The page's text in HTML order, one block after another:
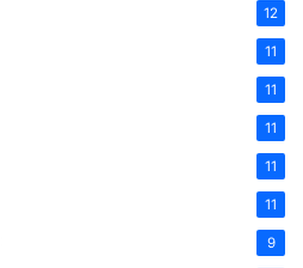
12
11
11
11
11
11
9